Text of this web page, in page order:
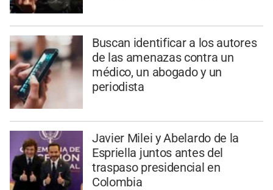
Buscan identificar a los autores
de las amenazas contra un
médico, un abogado y un
periodista
Javier Milei y Abelardo de la
Espriella juntos antes del
traspaso presidencial en
Colombia